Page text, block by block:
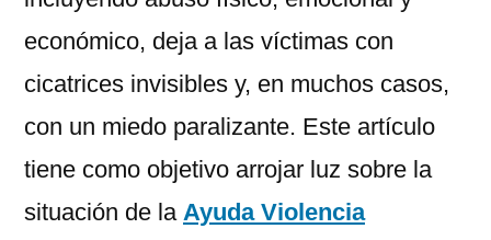
económico, deja a las víctimas con
cicatrices invisibles y, en muchos casos,
con un miedo paralizante. Este artículo
tiene como objetivo arrojar luz sobre la
situación de la Ayuda Violencia